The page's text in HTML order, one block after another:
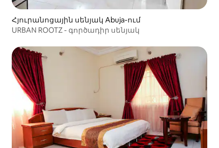
Հյուրանոցային սենյակ Abuja-ում
URBAN ROOTZ - գործադիր սենյակ